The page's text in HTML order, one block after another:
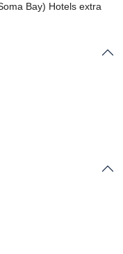
Bay) Hotels extra